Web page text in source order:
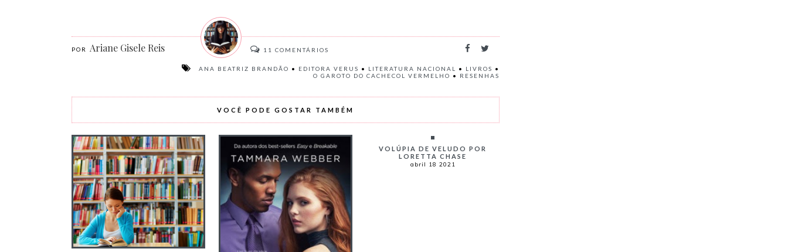
Ariane Gisele Reis 11 COMENTÁRIOS
ANA BEATRIZ BRANDÃO • EDITORA VERUS • LITERATURA NACIONAL • LIVROS •
O GAROTO DO CACHECOL VERMELHO • RESENHAS
VOCÊ PODE GOSTAR TAMBÉM
VOLÚPIA DE VELUDO POR
LORETTA CHASE
abril 18 2021